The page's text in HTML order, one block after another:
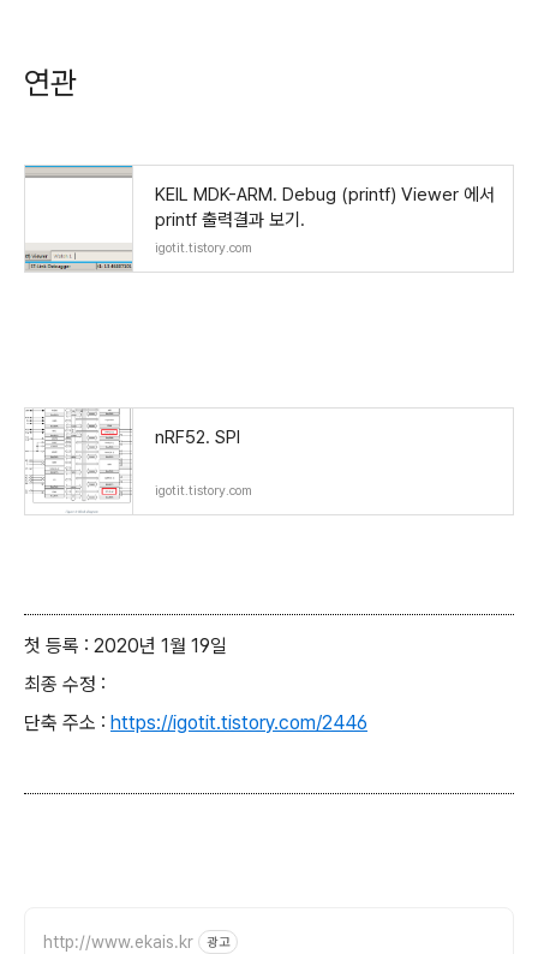
연관
KEIL MDK-ARM. Debug (printf) Viewer 에서
printf 출력결과 보기.
igotit.tistory.com
nRF52. SPI
igotit.tistory.com
첫 등록 : 2020년 1월 19일
최종 수정 :
단축 주소 : https://igotit.tistory.com/2446
http://www.ekais.kr 광고